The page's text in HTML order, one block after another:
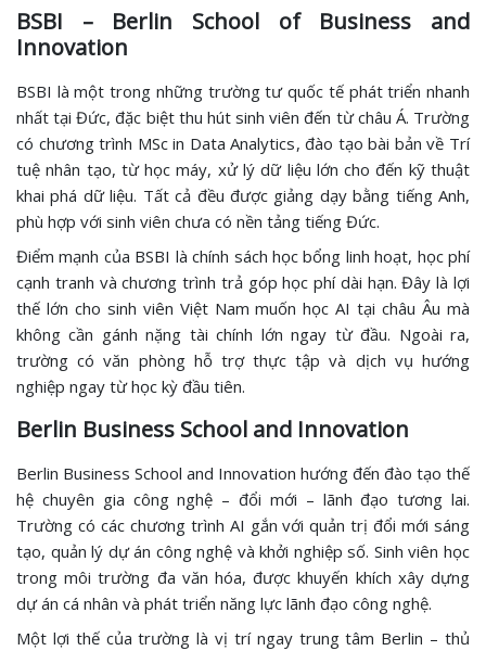
BSBI – Berlin School of Business and
Innovation
BSBI là một trong những trường tư quốc tế phát triển nhanh
nhất tại Đức, đặc biệt thu hút sinh viên đến từ châu Á. Trường
có chương trình MSc in Data Analytics, đào tạo bài bản về Trí
tuệ nhân tạo, từ học máy, xử lý dữ liệu lớn cho đến kỹ thuật
khai phá dữ liệu. Tất cả đều được giảng dạy bằng tiếng Anh,
phù hợp với sinh viên chưa có nền tảng tiếng Đức.
Điểm mạnh của BSBI là chính sách học bổng linh hoạt, học phí
cạnh tranh và chương trình trả góp học phí dài hạn. Đây là lợi
thế lớn cho sinh viên Việt Nam muốn học AI tại châu Âu mà
không cần gánh nặng tài chính lớn ngay từ đầu. Ngoài ra,
trường có văn phòng hỗ trợ thực tập và dịch vụ hướng
nghiệp ngay từ học kỳ đầu tiên.
Berlin Business School and Innovation
Berlin Business School and Innovation hướng đến đào tạo thế
hệ chuyên gia công nghệ – đổi mới – lãnh đạo tương lai.
Trường có các chương trình AI gắn với quản trị đổi mới sáng
tạo, quản lý dự án công nghệ và khởi nghiệp số. Sinh viên học
trong môi trường đa văn hóa, được khuyến khích xây dựng
dự án cá nhân và phát triển năng lực lãnh đạo công nghệ.
Một lợi thế của trường là vị trí ngay trung tâm Berlin – thủ